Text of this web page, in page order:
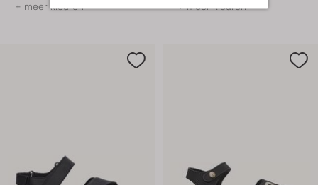
+ meer kleuren + meer kleuren